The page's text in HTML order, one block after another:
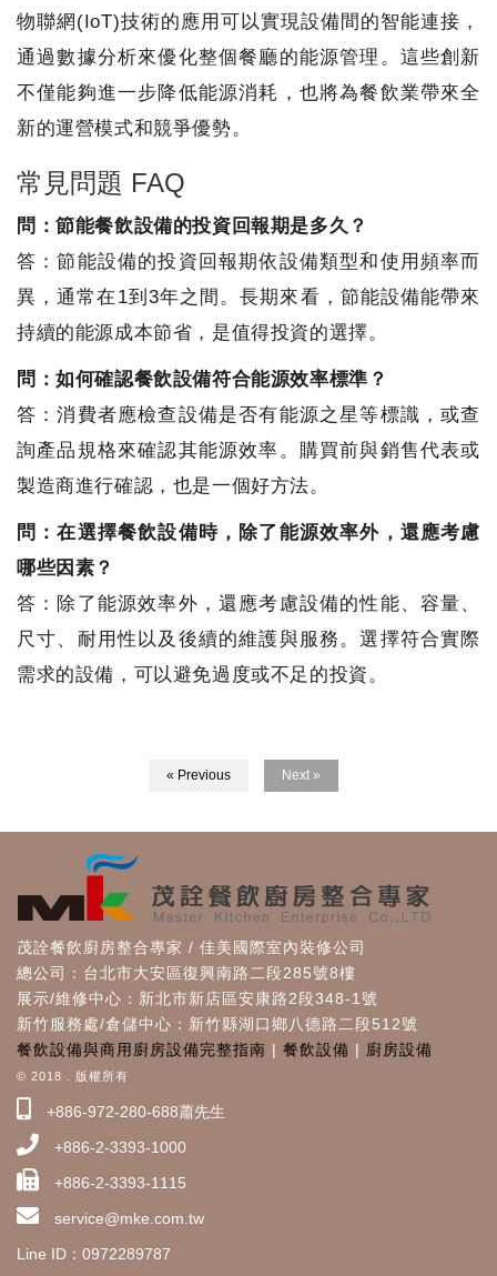
物聯網(IoT)技術的應用可以實現設備間的智能連接，
通過數據分析來優化整個餐廳的能源管理。這些創新
不僅能夠進一步降低能源消耗，也將為餐飲業帶來全
新的運營模式和競爭優勢。
常見問題 FAQ
問：節能餐飲設備的投資回報期是多久？
答：節能設備的投資回報期依設備類型和使用頻率而
異，通常在1到3年之間。長期來看，節能設備能帶來
持續的能源成本節省，是值得投資的選擇。
問：如何確認餐飲設備符合能源效率標準？
答：消費者應檢查設備是否有能源之星等標識，或查
詢產品規格來確認其能源效率。購買前與銷售代表或
製造商進行確認，也是一個好方法。
問：在選擇餐飲設備時，除了能源效率外，還應考慮
哪些因素？
答：除了能源效率外，還應考慮設備的性能、容量、
尺寸、耐用性以及後續的維護與服務。選擇符合實際
需求的設備，可以避免過度或不足的投資。
« Previous Next »
茂詮餐飲廚房整合專家 / 佳美國際室內裝修公司
總公司：台北市大安區復興南路二段285號8樓
展示/維修中心：新北市新店區安康路2段348-1號
新竹服務處/倉儲中心：新竹縣湖口鄉八德路二段512號
餐飲設備與商用廚房設備完整指南 | 餐飲設備 | 廚房設備
© 2018 . 版權所有
+886-972-280-688蕭先生
+886-2-3393-1000
+886-2-3393-1115
service@mke.com.tw
Line ID：0972289787